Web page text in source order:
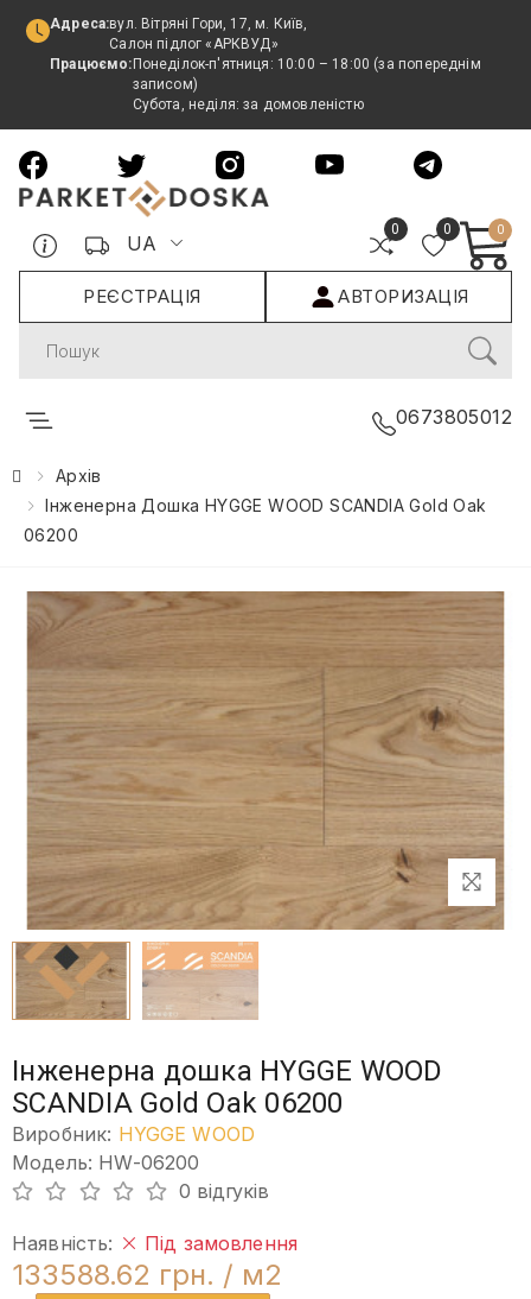
Адреса:вул. Вітряні Гори, 17, м. Київ,
Салон підлог «АРКВУД»
Працюємо: Понеділок-п'ятниця: 10:00 – 18:00 (за попереднім
записом)
Субота, неділя: за домовленістю
UA
0 0 0
РЕЄСТРАЦІЯ АВТОРИЗАЦІЯ
Search
0673805012
Архів
Інженерна Дошка HYGGE WOOD SCANDIA Gold Oak
06200
Інженерна дошка HYGGE WOOD
SCANDIA Gold Oak 06200
Виробник: HYGGE WOOD
Модель: HW-06200
0 відгуків
Наявність: Під замовлення
133588.62 грн. / м2